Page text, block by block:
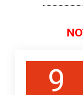
9